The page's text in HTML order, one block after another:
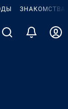
ЗНАКОМСТВА